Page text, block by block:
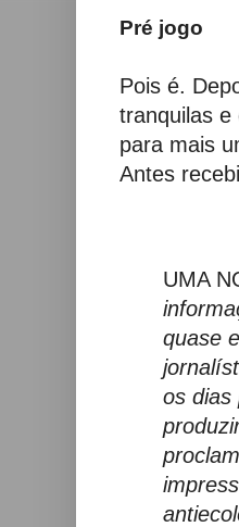
Pré jogo
Pois é.
tranquilas e
para mais
Antes
UMA
quase
os dias